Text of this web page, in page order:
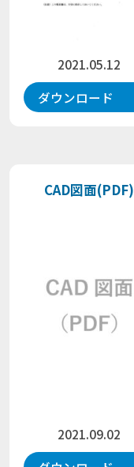
2021.05.12
ダウンロード
CAD図面(PDF)
2021.09.02